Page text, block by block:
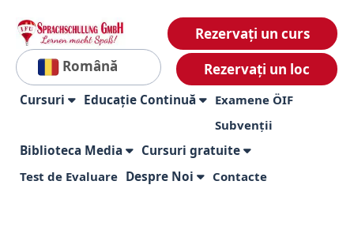
Română
Rezervați un curs
Rezervați un loc
Cursuri Educație Continuă
Examene ÖIF
Subvenții
Biblioteca Media Cursuri gratuite
Test de Evaluare Despre Noi Contacte